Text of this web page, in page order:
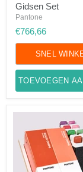
Gidsen
Set
Gidsen Set
Pantone
€766,66
SNEL
TOEVOEGEN